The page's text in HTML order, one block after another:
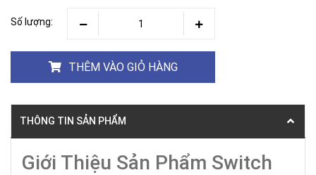
Số lượng:
THÊM VÀO GIỎ HÀNG
THÔNG TIN SẢN PHẨM
Giới Thiệu Sản Phẩm Switch